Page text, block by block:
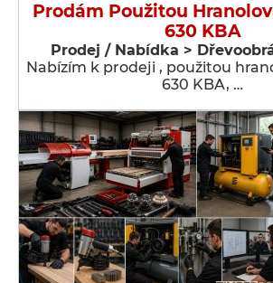
Prodám Použitou
630 KBA
Prodej / Nabídka >
Nabízím k prodeji , použitou
630 KBA, …